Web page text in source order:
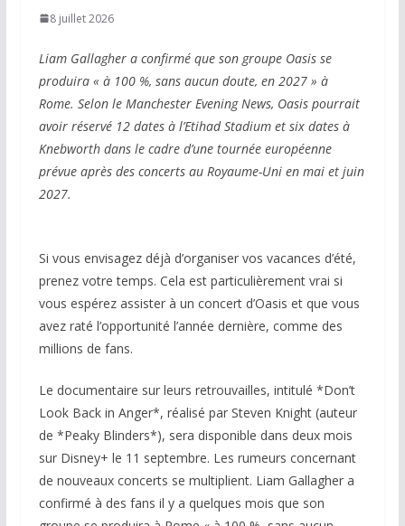
8 juillet 2026
Liam Gallagher a confirmé que son groupe Oasis se
produira « à 100 %, sans aucun doute, en 2027 » à
Rome. Selon le Manchester Evening News, Oasis pourrait
avoir réservé 12 dates à l’Etihad Stadium et six dates à
Knebworth dans le cadre d’une tournée européenne
prévue après des concerts au Royaume-Uni en mai et juin
2027.
Si vous envisagez déjà d’organiser vos vacances d’été,
prenez votre temps. Cela est particulièrement vrai si
vous espérez assister à un concert d’Oasis et que vous
avez raté l’opportunité l’année dernière, comme des
millions de fans.
Le documentaire sur leurs retrouvailles, intitulé *Don’t
Look Back in Anger*, réalisé par Steven Knight (auteur
de *Peaky Blinders*), sera disponible dans deux mois
sur Disney+ le 11 septembre. Les rumeurs concernant
de nouveaux concerts se multiplient. Liam Gallagher a
confirmé à des fans il y a quelques mois que son